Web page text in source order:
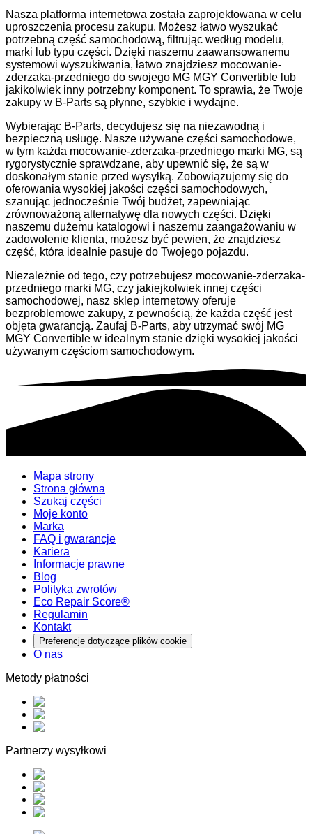
Nasza platforma internetowa została zaprojektowana w celu
uproszczenia procesu zakupu. Możesz łatwo wyszukać
potrzebną część samochodową, filtrując według modelu,
marki lub typu części. Dzięki naszemu zaawansowanemu
systemowi wyszukiwania, łatwo znajdziesz mocowanie-
zderzaka-przedniego do swojego MG MGY Convertible lub
jakikolwiek inny potrzebny komponent. To sprawia, że Twoje
zakupy w B-Parts są płynne, szybkie i wydajne.
Wybierając B-Parts, decydujesz się na niezawodną i
bezpieczną usługę. Nasze używane części samochodowe,
w tym każda mocowanie-zderzaka-przedniego marki MG, są
rygorystycznie sprawdzane, aby upewnić się, że są w
doskonałym stanie przed wysyłką. Zobowiązujemy się do
oferowania wysokiej jakości części samochodowych,
szanując jednocześnie Twój budżet, zapewniając
zrównoważoną alternatywę dla nowych części. Dzięki
naszemu dużemu katalogowi i naszemu zaangażowaniu w
zadowolenie klienta, możesz być pewien, że znajdziesz
część, która idealnie pasuje do Twojego pojazdu.
Niezależnie od tego, czy potrzebujesz mocowanie-zderzaka-
przedniego marki MG, czy jakiejkolwiek innej części
samochodowej, nasz sklep internetowy oferuje
bezproblemowe zakupy, z pewnością, że każda część jest
objęta gwarancją. Zaufaj B-Parts, aby utrzymać swój MG
MGY Convertible w idealnym stanie dzięki wysokiej jakości
używanym częściom samochodowym.
Mapa strony
Strona główna
Szukaj części
Moje konto
Marka
FAQ i gwarancje
Kariera
Informacje prawne
Blog
Polityka zwrotów
Eco Repair Score®
Regulamin
Kontakt
Preferencje dotyczące plików cookie
O nas
Metody płatności
Partnerzy wysyłkowi